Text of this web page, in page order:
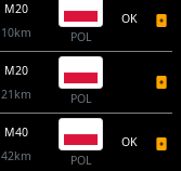
M20
10km
POL
OK
M20
21km
POL
M40
42km
POL
OK